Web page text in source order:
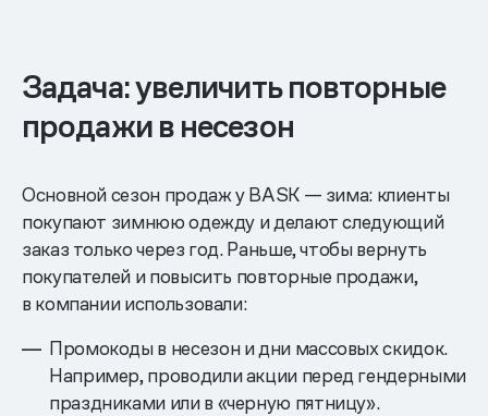
Задача: увеличить повторные
продажи в несезон
Основной сезон продаж у BASK — зима: клиенты
покупают зимнюю одежду и делают следующий
заказ только через год. Раньше, чтобы вернуть
покупателей и повысить повторные продажи,
в компании использовали:
Промокоды в несезон и дни массовых скидок.
Например, проводили акции перед гендерными
праздниками или в «черную пятницу».